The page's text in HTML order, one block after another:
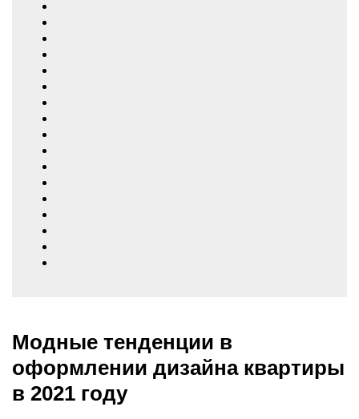
Модные тенденции в
оформлении дизайна квартиры
в 2021 году